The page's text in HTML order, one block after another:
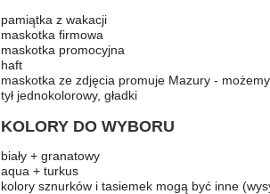
pamiątka z wakacji
maskotka firmowa
maskotka promocyjna
haft
maskotka ze zdjęcia promuje Mazury -
tył jednokolorowy, gładki
KOLORY DO WYBORU
biały + granatowy
aqua + turkus
kolory sznurków i tasiemek mogą być inne